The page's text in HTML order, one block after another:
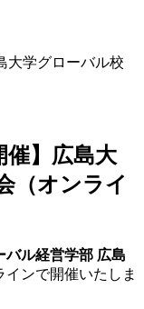
大学グローバル校
催】広島大
（オンライ
バル経営学部 広島
ンで開催いたしま